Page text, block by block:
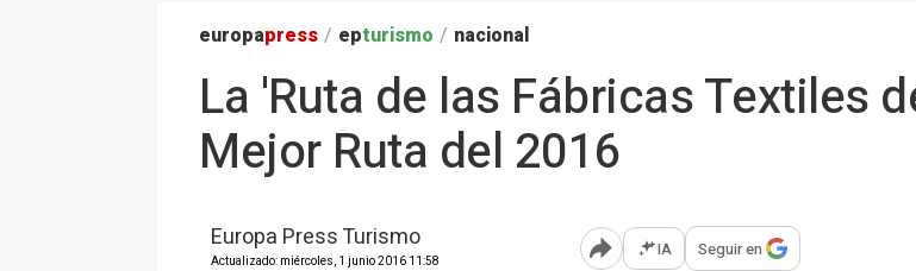
europapress / epturismo / nacional
La 'Ruta de las Fábricas Textiles
Mejor Ruta del 2016
Europa Press Turismo
Actualizado: miércoles, 1 junio 2016 11:58 Abrir opciones para compartir
IA Seguir en